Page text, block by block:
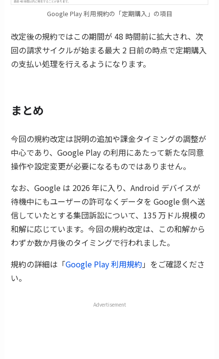
Google Play 利用規約の「定期購入」の項目
改定後の規約ではこの期間が 48 時間前に拡大され、次
回の請求サイクルが始まる最大 2 日前の時点で定期購入
の支払い処理を行えるようになります。
まとめ
今回の規約改定は説明の追加や課金タイミングの調整が
中心であり、Google Play の利用にあたって新たな同意
操作や設定変更が必要になるものではありません。
なお、Google は 2026 年に入り、Android デバイスが
待機中にもユーザーの許可なくデータを Google 側へ送
信していたとする集団訴訟について、135 万ドル規模の
和解に応じています。今回の規約改定は、この和解から
わずか数か月後のタイミングで行われました。
規約の詳細は「Google Play 利用規約 」をご確認くださ
い。
Advertisement